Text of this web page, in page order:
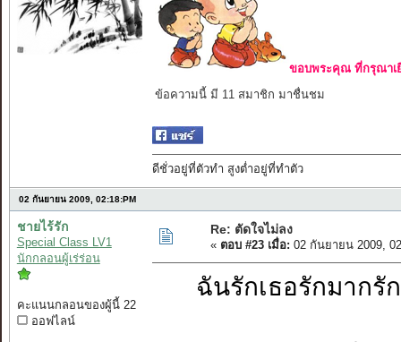
ขอบพระคุณ ที่กรุณาเ
ข้อความนี้ มี 11 สมาชิก มาชื่นชม
ดีชั่วอยู่ที่ตัวทำ สูงต่ำอยู่ที่ทำตัว
02 กันยายน 2009, 02:18:PM
ชายไร้รัก
Special Class LV1
นักกลอนผู้เร่ร่อน
คะแนนกลอนของผู้นี้ 22
ออฟไลน์
Re: ตัดใจไม่ลง
« ตอบ #23 เมื่อ: 02 กันยายน 2009,
ฉันรักเธอรั